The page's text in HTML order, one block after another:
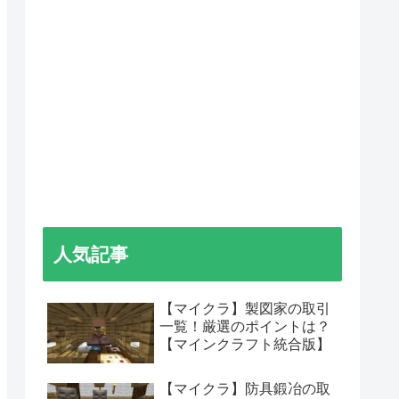
人気記事
【マイクラ】製図家の取引
一覧！厳選のポイントは？
【マインクラフト統合版】
【マイクラ】防具鍛冶の取